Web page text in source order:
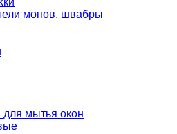
мопов, швабры
мытья окон